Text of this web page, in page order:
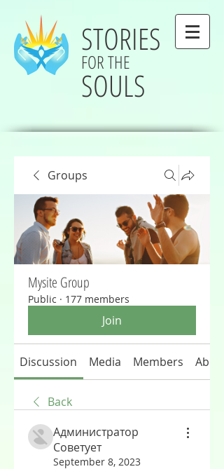
STORIES
FOR THE
SOULS
Groups
Mysite Group
Public · 177 members
Join
Discussion Media Members About
Back
Администратор
Советует
September 8, 2023